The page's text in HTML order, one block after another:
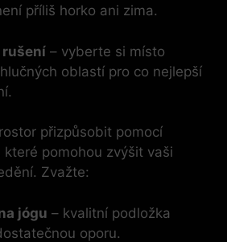
příliš horko ani zima.
– vyberte si místo
oblastí pro co nejlepší
přizpůsobit pomocí
pomohou zvýšit vaši
Zvažte:
jógu – kvalitní podložka
oporu.